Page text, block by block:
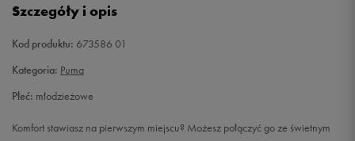
Szczegóły i opis
Kod produktu: 673586 01
Kategoria: Puma
Płeć: młodzieżowe
Komfort stawiasz na pierwszym miejscu? Możesz połączyć go ze świetnym